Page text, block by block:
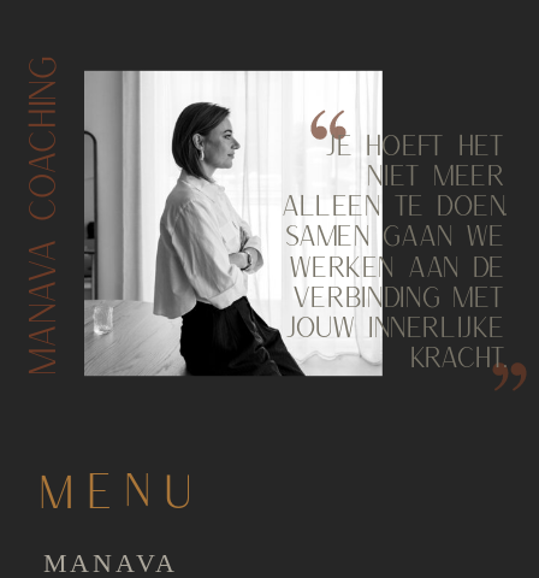
MANAVA
MENU
MANAVA COACHING
JE HOEFT HET
NIET MEER
ALLEEN TE DOEN.
SAMEN GAAN WE
WERKEN AAN DE
VERBINDING MET
JOUW INNERLIJKE
KRACHT.